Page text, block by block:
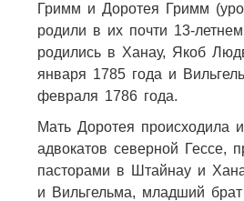
Гримм и Доротея Гримм
родили в их почти 13-
родились в Ханау, Якоб
января 1785 года и
февраля 1786 года.
Мать Доротея происходила
адвокатов северной Гессе,
пасторами в Штайнау и
и Вильгельма, младший